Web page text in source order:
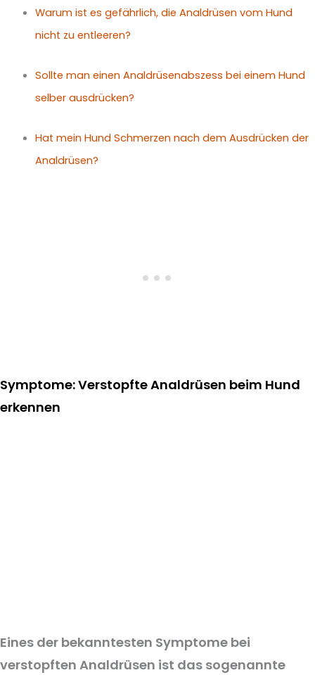
Warum ist es gefährlich, die Analdrüsen vom Hund
nicht zu entleeren?
Sollte man einen Analdrüsenabszess bei einem Hund
selber ausdrücken?
Hat mein Hund Schmerzen nach dem Ausdrücken der
Analdrüsen?
Symptome: Verstopfte Analdrüsen beim Hund
erkennen
Eines der bekanntesten Symptome bei
verstopften Analdrüsen ist das sogenannte